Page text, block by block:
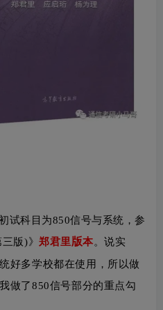
试科目为850信号与系统，参
三版)》郑君里版本。说实
好多学校都在使用，所以做
我做了850信号部分的重点勾